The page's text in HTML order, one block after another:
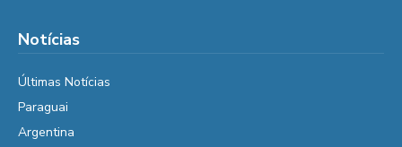
Notícias
Últimas Notícias
Paraguai
Argentina